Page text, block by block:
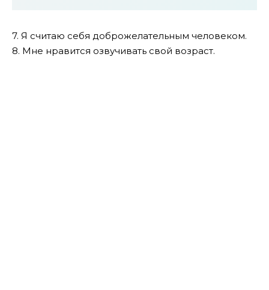
7. Я считаю себя доброжелательным человеком.
8. Мне нравится озвучивать свой возраст.